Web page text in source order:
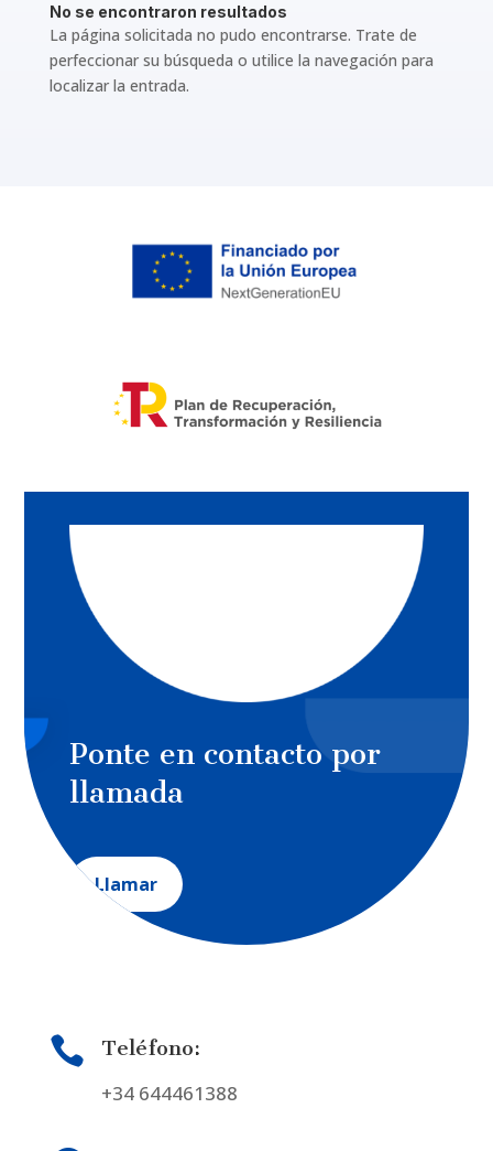
No se encontraron resultados
La página solicitada no pudo encontrarse. Trate de
perfeccionar su búsqueda o utilice la navegación para
localizar la entrada.
Ponte en contacto por
llamada
Llamar

Teléfono:
+34 644461388